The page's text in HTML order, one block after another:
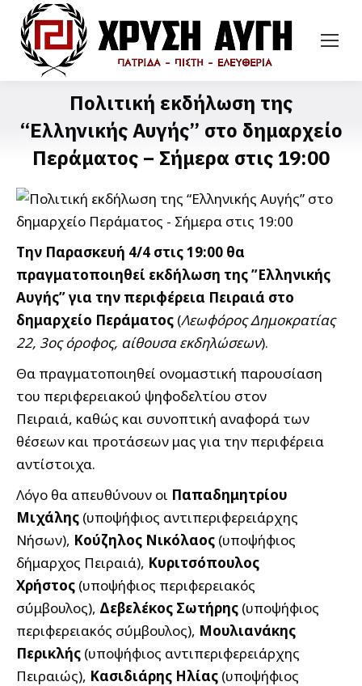
Πολιτική εκδήλωση της
“Ελληνικής Αυγής” στο δημαρχείο
Περάματος – Σήμερα στις 19:00
Την Παρασκευή 4/4 στις 19:00 θα
πραγματοποιηθεί εκδήλωση της ”Ελληνικής
Αυγής” για την περιφέρεια Πειραιά στο
δημαρχείο Περάματος (Λεωφόρος Δημοκρατίας
22, 3ος όροφος, αίθουσα εκδηλώσεων).
Θα πραγματοποιηθεί ονομαστική παρουσίαση
του περιφερειακού ψηφοδελτίου στον
Πειραιά, καθώς και συνοπτική αναφορά των
θέσεων και προτάσεων μας για την περιφέρεια
αντίστοιχα.
Λόγο θα απευθύνουν οι Παπαδημητρίου
Μιχάλης (υποψήφιος αντιπεριφερειάρχης
Νήσων), Κούζηλος Νικόλαος (υποψήφιος
δήμαρχος Πειραιά), Κυριτσόπουλος
Χρήστος (υποψήφιος περιφερειακός
σύμβουλος), Δεβελέκος Σωτήρης (υποψήφιος
περιφερειακός σύμβουλος), Μουλιανάκης
Περικλής (υποψήφιος αντιπεριφερειάρχης
Πειραιώς), Κασιδιάρης Ηλίας (υποψήφιος